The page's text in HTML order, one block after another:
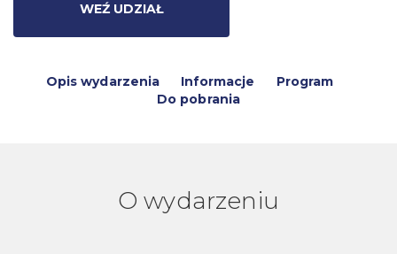
WEŹ UDZIAŁ
Opis wydarzenia Informacje
Program
Do pobrania
O wydarzeniu